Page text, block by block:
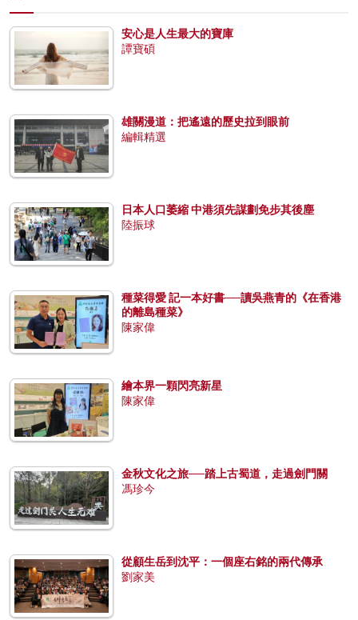
安心是人生最大的寶庫
譚寶碩
雄關漫道：把遙遠的歷史拉到眼前
編輯精選
日本人口萎縮 中港須先謀劃免步其後塵
陸振球
種菜得愛 記一本好書──讀吳燕青的《在香港
的離島種菜》
陳家偉
繪本界一顆閃亮新星
陳家偉
金秋文化之旅──踏上古蜀道，走過劍門關
馮珍今
從顧生岳到沈平：一個座右銘的兩代傳承
劉家美